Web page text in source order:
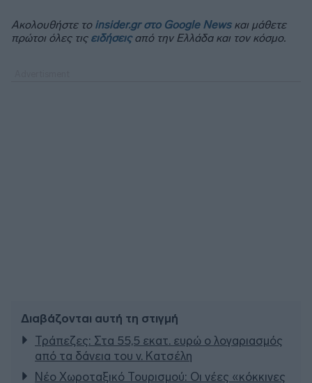
Ακολουθήστε το insider.gr στο Google Newsκαι μάθετε
πρώτοι όλες τις ειδήσειςαπό την Ελλάδα και τον κόσμο.
Διαβάζονται αυτή τη στιγμή
Τράπεζες: Στα 55,5 εκατ. ευρώ ο λογαριασμός
από τα δάνεια του ν. Κατσέλη
Νέο Χωροταξικό Τουρισμού: Οι νέες «κόκκινες